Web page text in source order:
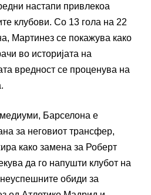
настапи привлекоа
клубови. Со 13 гола на 22
Мартинез се покажува како
во историјата на
вредност се проценува на
Барселона е
за неговиот трансфер,
како замена за Роберт
да го напушти клубот на
обиди за